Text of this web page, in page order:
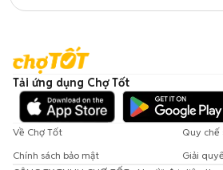
Tải ứng dụng Chợ Tốt
Về Chợ Tốt
Quy chế
Chính sách bảo mật
Giải